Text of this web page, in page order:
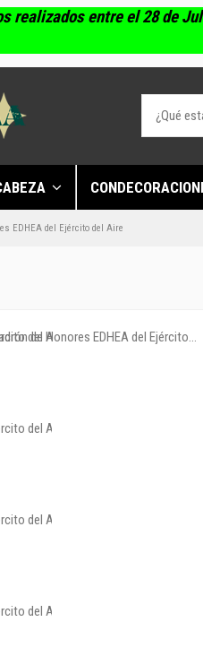
realizados entre el 28 de
EDHEA del Ejército del Aire